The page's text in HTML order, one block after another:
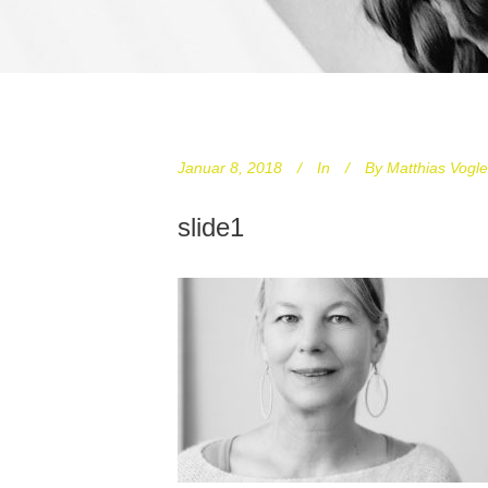
Januar 8, 2018 In By Matthias
slide1